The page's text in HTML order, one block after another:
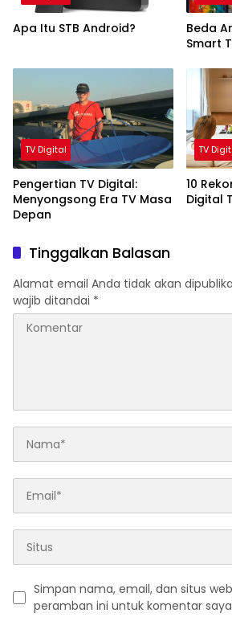
Apa Itu STB Android?
Beda
Smart
TV Digital
Pengertian TV Digital:
Menyongsong Era TV Masa
Depan
TV
10
Digital
Tinggalkan Balasan
Alamat email Anda tidak akan
wajib ditandai *
Simpan nama, email, dan situs
peramban ini untuk komentar